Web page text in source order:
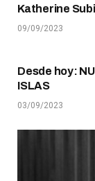
Katherine
09/09/2023
Desde hoy:
ISLAS
03/09/2023